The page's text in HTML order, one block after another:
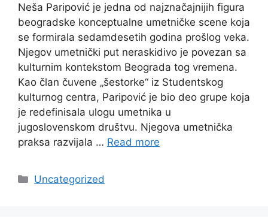
Neša Paripović je jedna od najznačajnijih figura
beogradske konceptualne umetničke scene koja
se formirala sedamdesetih godina prošlog veka.
Njegov umetnički put neraskidivo je povezan sa
kulturnim kontekstom Beograda tog vremena.
Kao član čuvene „šestorke“ iz Studentskog
kulturnog centra, Paripović je bio deo grupe koja
je redefinisala ulogu umetnika u
jugoslovenskom društvu. Njegova umetnička
praksa razvijala … Read more
Categories
Uncategorized